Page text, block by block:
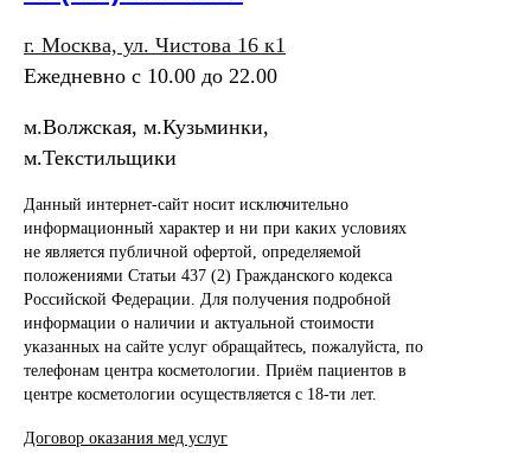
г. Москва, ул. Чистова 16 к1
Ежедневно c 10.00 до 22.00
м.Волжская, м.Кузьминки,
м.Текстильщики
Данный интернет-сайт носит исключительно
информационный характер и ни при каких условиях
не является публичной офертой, определяемой
положениями Статьи 437 (2) Гражданского кодекса
Российской Федерации. Для получения подробной
информации о наличии и актуальной стоимости
указанных на сайте услуг обращайтесь, пожалуйста, по
телефонам центра косметологии. Приём пациентов в
центре косметологии осуществляется с 18-ти лет.
Договор оказания мед услуг